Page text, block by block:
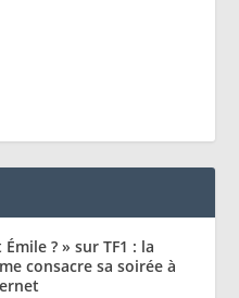
? » sur TF1 : la
consacre sa soirée à